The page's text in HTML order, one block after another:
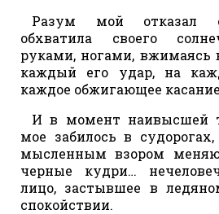
Разум мой отказал
обхватила своего
руками, ногами, вжимаясь
каждый его удар, на
каждое обжигающее
И в момент наивысшей
мое забилось в
мысленным взором
черные кудри…
лицо, застывшее в
спокойствии.